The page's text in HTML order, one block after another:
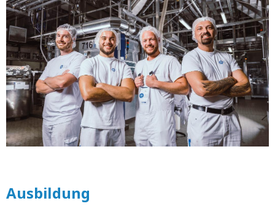
Ausbildung